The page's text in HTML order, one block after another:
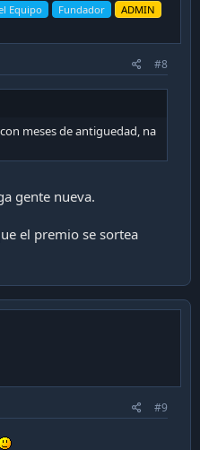
Equipo Fundador ADMIN
#8
meses de antiguedad, na
gente nueva.
el premio se sortea
#9